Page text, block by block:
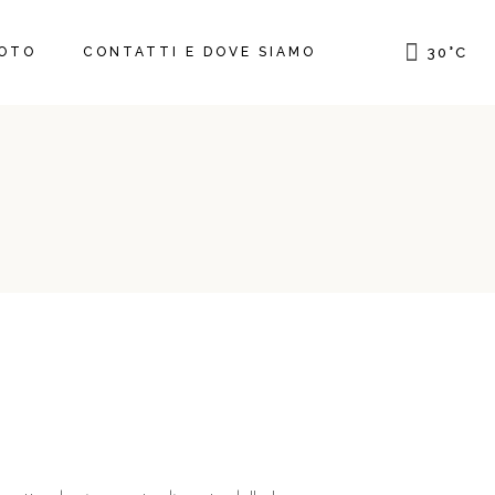
CONTATTI E DOVE SIAMO 30 °C